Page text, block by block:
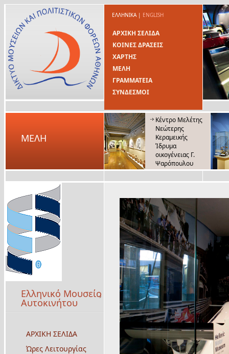
ΕΛΛΗΝΙΚΑ| ENGLISH
ΑΡΧΙΚΗ ΣΕΛΙΔΑ
ΚΟΙΝΕΣ ΔΡΑΣΕΙΣ
ΧΑΡΤΗΣ
ΜΕΛΗ
ΓΡΑΜΜΑΤΕΙΑ
ΣΥΝΔΕΣΜΟΙ
ΜΕΛΗ
Κέντρο Μελέτης
Νεώτερης
Κεραμεικής
Ίδρυμα
οικογένειας Γ.
Ψαρόπουλου
Ελληνικό Μουσείο
Αυτοκινήτου
ΑΡΧΙΚΗ ΣΕΛΙΔΑ
Ώρες Λειτουργίας